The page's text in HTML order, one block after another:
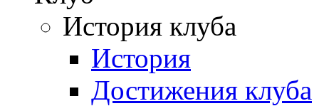
История клуба
История
Достижения клуба